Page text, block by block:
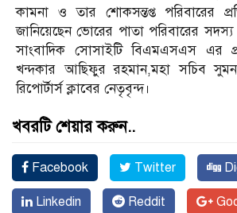
কামনা ও তার শোকসন্তপ্ত পরিবারের
জানিয়েছেন ভোরের পাতা পরিবারের
সাংবাদিক সোসাইটি বিএমএসএস এর
খন্দকার আছিফুর রহমান,মহা সচিব সুমন
রিপোর্টার্স ক্লাবের নেতৃবৃন্দ।
খবরটি শেয়ার করুন..
Facebook Twitter
Linkedin Reddit